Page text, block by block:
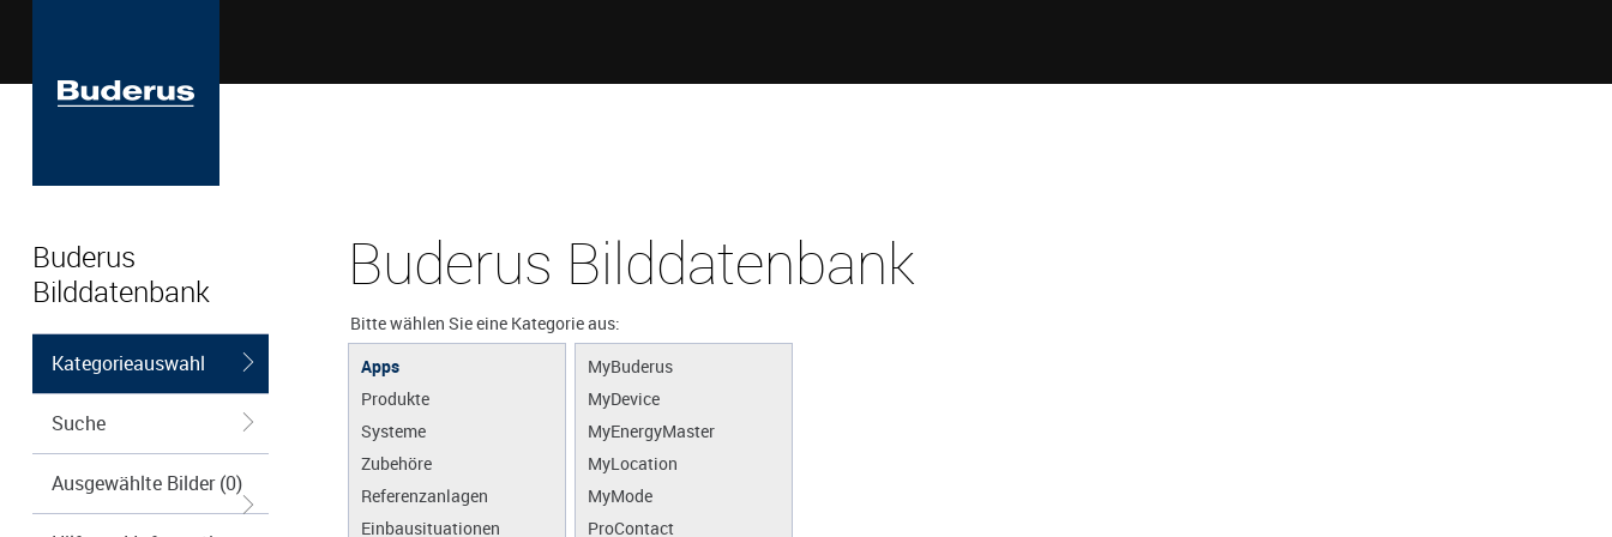
Buderus
Bilddatenbank
Kategorieauswahl
Suche
Ausgewählte Bilder (0)
Buderus Bilddatenbank
Bitte wählen Sie eine Kategorie aus:
Apps
Produkte
Systeme
Zubehöre
Referenzanlagen
Einbausituationen
MyBuderus
MyDevice
MyEnergyMaster
MyLocation
MyMode
ProContact